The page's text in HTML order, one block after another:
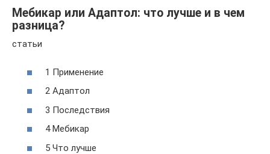
Мебикар или Адаптол: что лучше и в чем
разница?
статьи
1 Применение
2 Адаптол
3 Последствия
4 Мебикар
5 Что лучше